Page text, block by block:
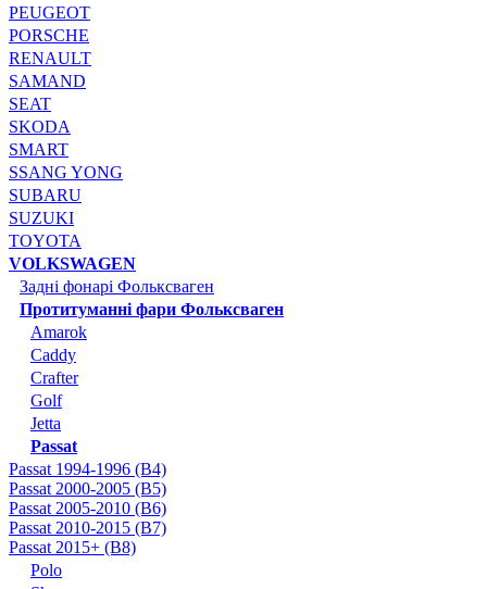
PEUGEOT
PORSCHE
RENAULT
SAMAND
SEAT
SKODA
SMART
SSANG YONG
SUBARU
SUZUKI
TOYOTA
VOLKSWAGEN
Задні фонарі Фольксваген
Протитуманні фари Фольксваген
Amarok
Caddy
Crafter
Golf
Jetta
Passat
Passat 1994-1996 (B4)
Passat 2000-2005 (B5)
Passat 2005-2010 (B6)
Passat 2010-2015 (B7)
Passat 2015+ (B8)
Polo